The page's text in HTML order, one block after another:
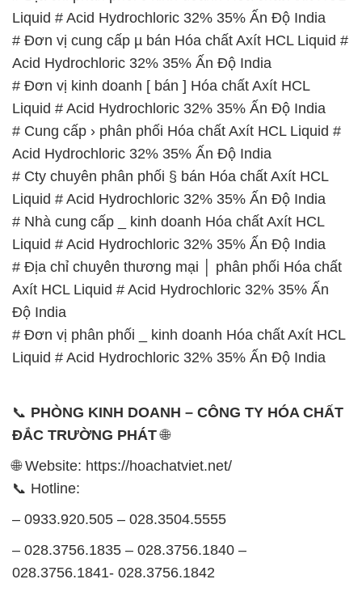
Liquid # Acid Hydrochloric 32% 35% Ấn Độ India
# Cung cấp › phân phối Hóa chất Axít HCL Liquid #
Acid Hydrochloric 32% 35% Ấn Độ India
# Cty chuyên phân phối § bán Hóa chất Axít HCL
Liquid # Acid Hydrochloric 32% 35% Ấn Độ India
# Nhà cung cấp _ kinh doanh Hóa chất Axít HCL
Liquid # Acid Hydrochloric 32% 35% Ấn Độ India
# Địa chỉ chuyên thương mại │ phân phối Hóa chất
Axít HCL Liquid # Acid Hydrochloric 32% 35% Ấn
Độ India
# Đơn vị phân phối _ kinh doanh Hóa chất Axít HCL
Liquid # Acid Hydrochloric 32% 35% Ấn Độ India
📞 PHÒNG KINH DOANH – CÔNG TY HÓA CHẤT
ĐẮC TRƯỜNG PHÁT🌐
🌐 Website: https://hoachatviet.net/
– 0933.920.505 – 028.3504.5555
028.3756.1841- 028.3756.1842
0902.765.866
📧 Email: hoachat@dactruongphat.vn